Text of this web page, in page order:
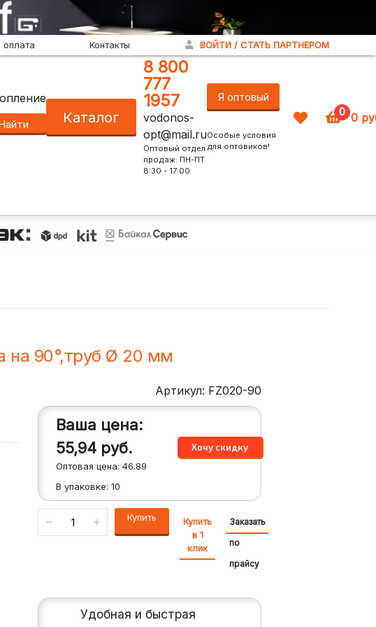
Контакты ВОЙТИ / СТАТЬ ПАРТНЕРОМ
Каталог
8 800
777
1957
vodonos-
opt@mail.ru
Оптовый отдел
продаж: ПН-ПТ
8:30 - 17:00
Я оптовый
Особые условия
для оптовиков!
0 0
на 90°,труб Ø 20 мм
Артикул: FZ020-90
Ваша цена:
55,94 руб.
Оптовая цена:46.89
В упаковке:10
Купить
Купить
в 1
клик
Заказать
по
прайсу
Удобная и быстрая